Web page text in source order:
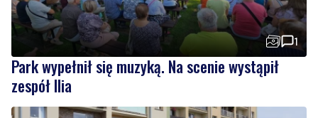
1
Park wypełnił się muzyką. Na scenie wystąpił
zespół Ilia